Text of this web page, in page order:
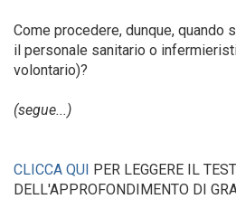
Come procedere, dunque, quando
il personale sanitario o
volontario)?
(segue...)
CLICCA QUI PER LEGGERE IL
DELL'APPROFONDIMENTO DI